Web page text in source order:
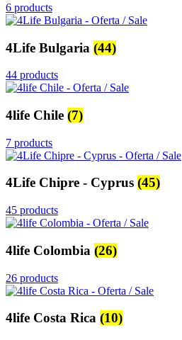
6 products
4Life Bulgaria (44)
44 products
4life Chile (7)
7 products
4Life Chipre - Cyprus (45)
45 products
4life Colombia (26)
26 products
4life Costa Rica (10)